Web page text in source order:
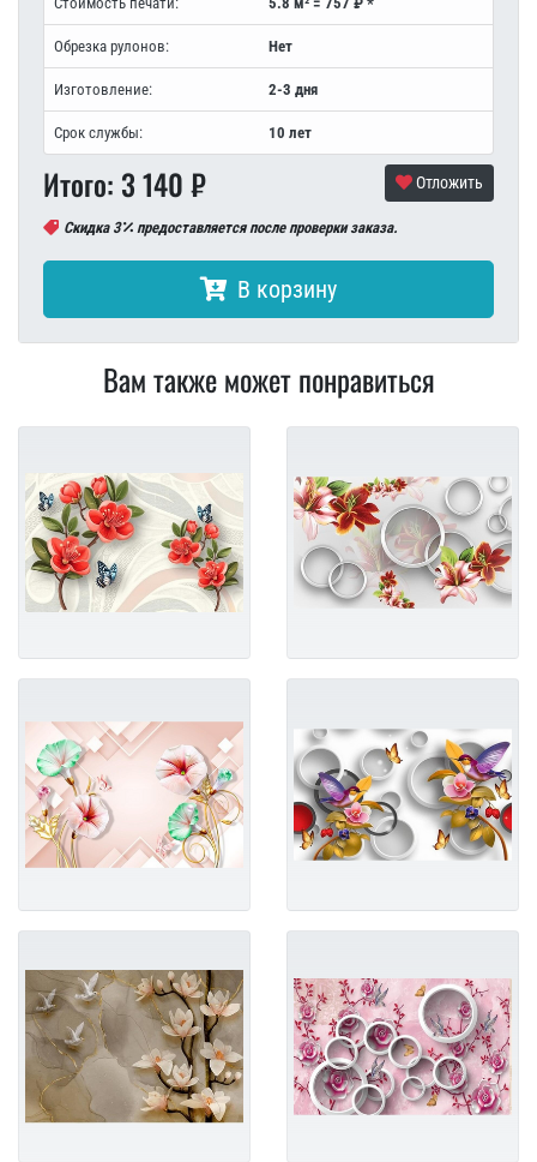
Обрезка рулонов: Нет
Изготовление: 2-3 дня
Срок службы: 10 лет
Итого: 3 140₽ Отложить
Скидка 3 предоставляется после проверки заказа.
В корзину
Вам также может понравиться